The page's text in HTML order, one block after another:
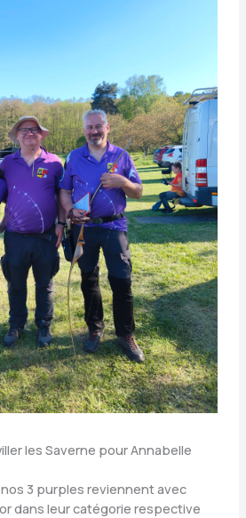
les Saverne pour Annabelle
3 purples reviennent avec
dans leur catégorie respective